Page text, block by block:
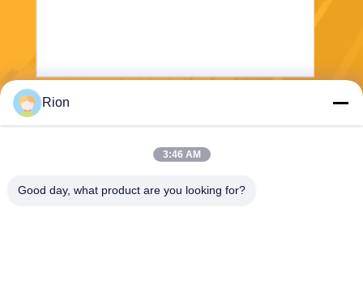
Rion
3:46 AM
Good day, what product are you looking for?